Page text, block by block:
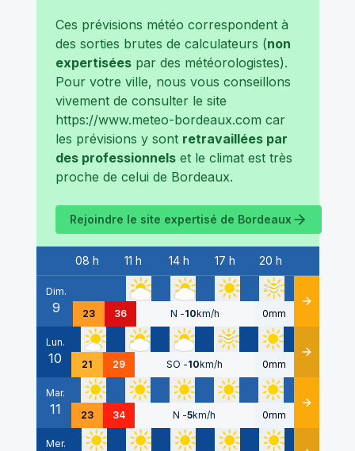
Ces prévisions météo correspondent à
des sorties brutes de calculateurs (non
expertiséespar des météorologistes).
Pour votre ville, nous vous conseillons
vivement de consulter le site
https://www.meteo-bordeaux.com car
les prévisions y sont retravaillées par
des professionnelset le climat est très
proche de celui de Bordeaux.
Rejoindre le site expertisé de Bordeaux
Date
08 h 11 h 14 h 17 h 20 h
Dim.
9 23 36 N -10km/h 0mm Détails
Lun.
10 21 29 SO -10km/h 0mm Détails
Mar.
11 23 34 N -5km/h 0mm Détails
Mer.